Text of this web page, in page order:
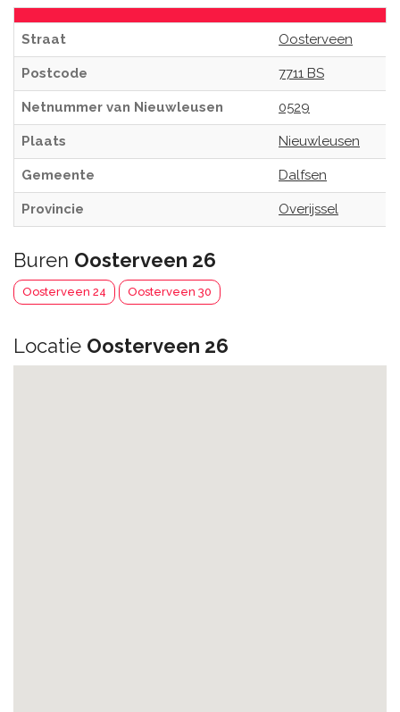
Straat Oosterveen
Postcode 7711 BS
Netnummer van Nieuwleusen 0529
Plaats Nieuwleusen
Gemeente Dalfsen
Provincie Overijssel
Buren Oosterveen 26
Oosterveen 24 Oosterveen 30
Locatie Oosterveen 26